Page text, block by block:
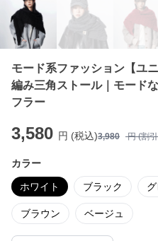
モード系ファッション【ユ
編み三角ストール｜モード
フラー
3,580 円 (税込)3,980 円 (割
カラー
ホワイト ブラック
ブラウン ベージュ